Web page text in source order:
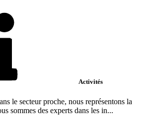
Activités
le secteur proche, nous représentons la
sommes des experts dans les in...